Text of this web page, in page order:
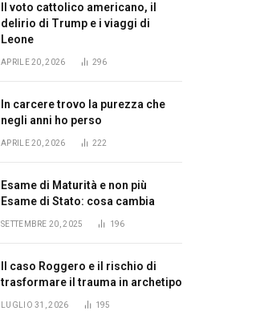
Il voto cattolico americano, il
delirio di Trump e i viaggi di
Leone
APRILE 20, 2026 296
In carcere trovo la purezza che
negli anni ho perso
APRILE 20, 2026 222
Esame di Maturità e non più
Esame di Stato: cosa cambia
SETTEMBRE 20, 2025 196
Il caso Roggero e il rischio di
trasformare il trauma in archetipo
LUGLIO 31, 2026 195